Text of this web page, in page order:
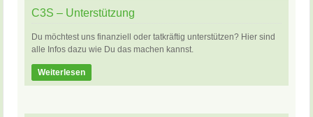
C3S – Unterstützung
Du möchtest uns finanziell oder tatkräftig unterstützen? Hier sind
alle Infos dazu wie Du das machen kannst.
Weiterlesen